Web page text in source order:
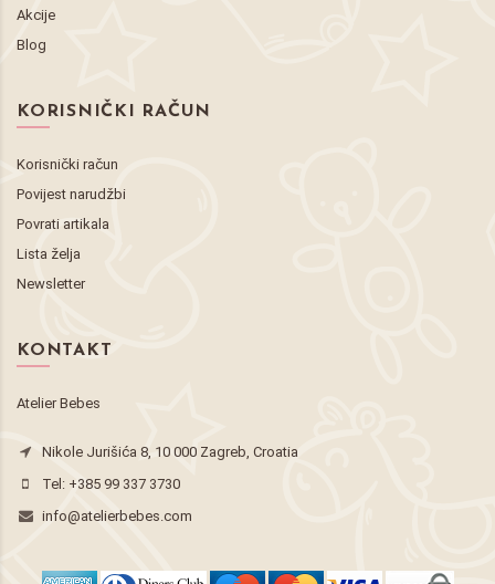
Akcije
Blog
KORISNIČKI RAČUN
Korisnički račun
Povijest narudžbi
Povrati artikala
Lista želja
Newsletter
KONTAKT
Atelier Bebes
Nikole Jurišića 8, 10 000 Zagreb, Croatia
Tel: +385 99 337 3730
info@atelierbebes.com